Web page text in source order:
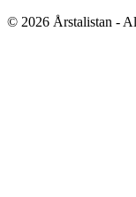
© 2026 Årstalistan -